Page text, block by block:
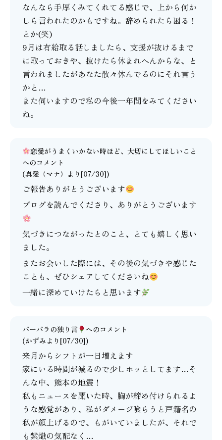
なんなら手厚くみてくれてる感じで、上から何か
しら言われたのかもですね。辞められたら困る！
とか(笑)
9月は有給取る話しましたら、支援が抜けるまで
に取っておきや、抜けたら休まれへんからな、と
言われましたがあなた散々休んでるのにそれ言う
かと…
また伺いますので私の今後一年間をみてください
ね。
恋愛がうまくいかない時ほど、大切にしてほしいこと
へのコメント
(真愛（マナ） より[07/30])
ご報告ありがとうございます
ブログを読んでくださり、ありがとうございます
気づきにつながったとのこと、とても嬉しく思い
ました。
またお会いした際には、その後の気づきや感じた
ことも、ぜひシェアしてくださいね
一緒に深めていけたらと思います
バーバラの独り言
へのコメント
(かずみより[07/30])
来月からシフトが一日増えます
家にいる時間が減るので少しホッとしてます…そ
んな中、熊本の地震！
私もニュースを聞いた時、胸が締め付けられるよ
うな感覚があり、私がダメージ喰らうと戸籍名の
私が顔上げるので、もがいていましたが、それで
も紫熾の気配なく…